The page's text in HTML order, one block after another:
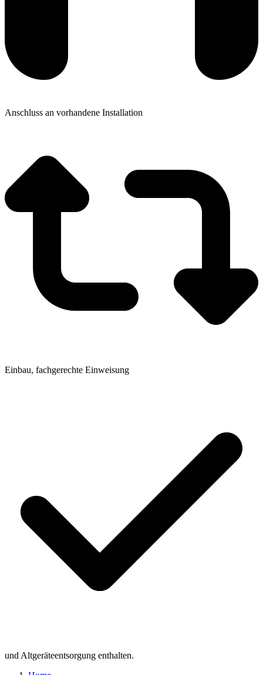
Anschluss an vorhandene Installation
Einbau, fachgerechte Einweisung
und Altgeräteentsorgung enthalten.